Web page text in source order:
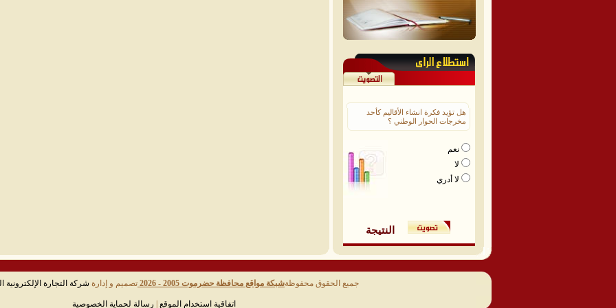
هل تؤيد فكرة انشاء الأقاليم كأحد
مخرجات الحوار الوطني ؟
نعم
لا
لا أدري
النتيجة
جميع الحقوق محفوظةشبكة مواقع محافظة حضرموت 2005 - 2026 تصميم و إدارة شركة التجارة الإلكترونية
اتفاقية استخدام الموقع رسالة لحماية الخصوصية